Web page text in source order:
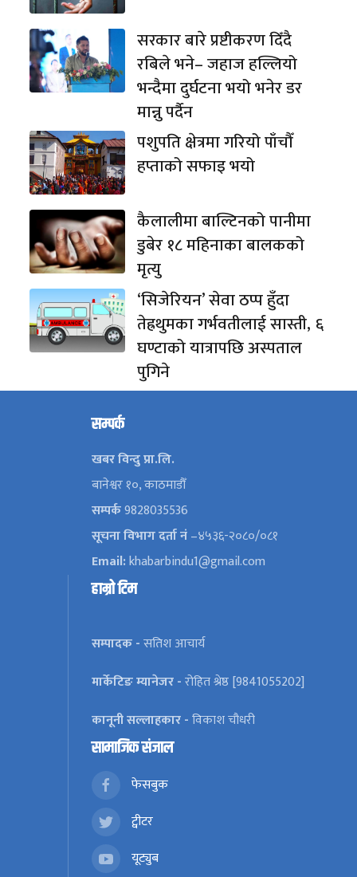
सरकार बारे प्रष्टीकरण दिँदै
रबिले भने– जहाज हल्लियो
भन्दैमा दुर्घटना भयो भनेर डर
मान्नु पर्दैन
पशुपति क्षेत्रमा गरियो पाँचौँ
हप्ताको सफाइ भयो
कैलालीमा बाल्टिनको पानीमा
डुबेर १८ महिनाका बालकको
मृत्यु
‘सिजेरियन’ सेवा ठप्प हुँदा
तेह्रथुमका गर्भवतीलाई सास्ती, ६
घण्टाको यात्रापछि अस्पताल
पुगिने
सम्पर्क
खबर विन्दु प्रा.लि.
बानेश्वर १०, काठमाडौँ
सम्पर्क9828035536
सूचना विभाग दर्ता नं–४५३६-२०८०/०८१
Email:khabarbindu1@gmail.com
हाम्रो टिम
सम्पादक -सतिश आचार्य
मार्केटिङ म्यानेजर -रोहित श्रेष्ठ [9841055202]
कानूनी सल्लाहकार -विकाश चौधरी
सामाजिक संजाल
फेसबुक
ट्वीटर
यूट्युब